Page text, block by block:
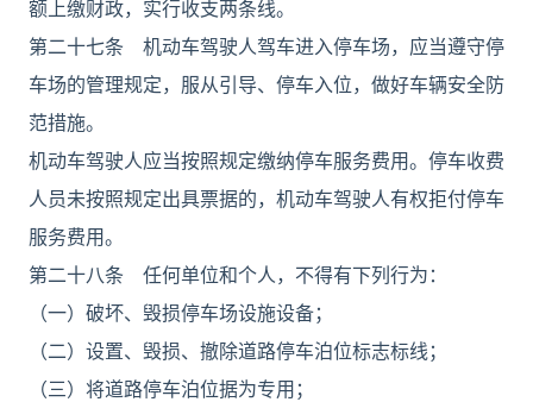
额上缴财政，实行收支两条线。
第二十七条 机动车驾驶人驾车进入停车场，应当遵守停
车场的管理规定，服从引导、停车入位，做好车辆安全防
范措施。
机动车驾驶人应当按照规定缴纳停车服务费用。停车收费
人员未按照规定出具票据的，机动车驾驶人有权拒付停车
服务费用。
第二十八条 任何单位和个人，不得有下列行为：
（一）破坏、毁损停车场设施设备；
（二）设置、毁损、撤除道路停车泊位标志标线；
（三）将道路停车泊位据为专用；